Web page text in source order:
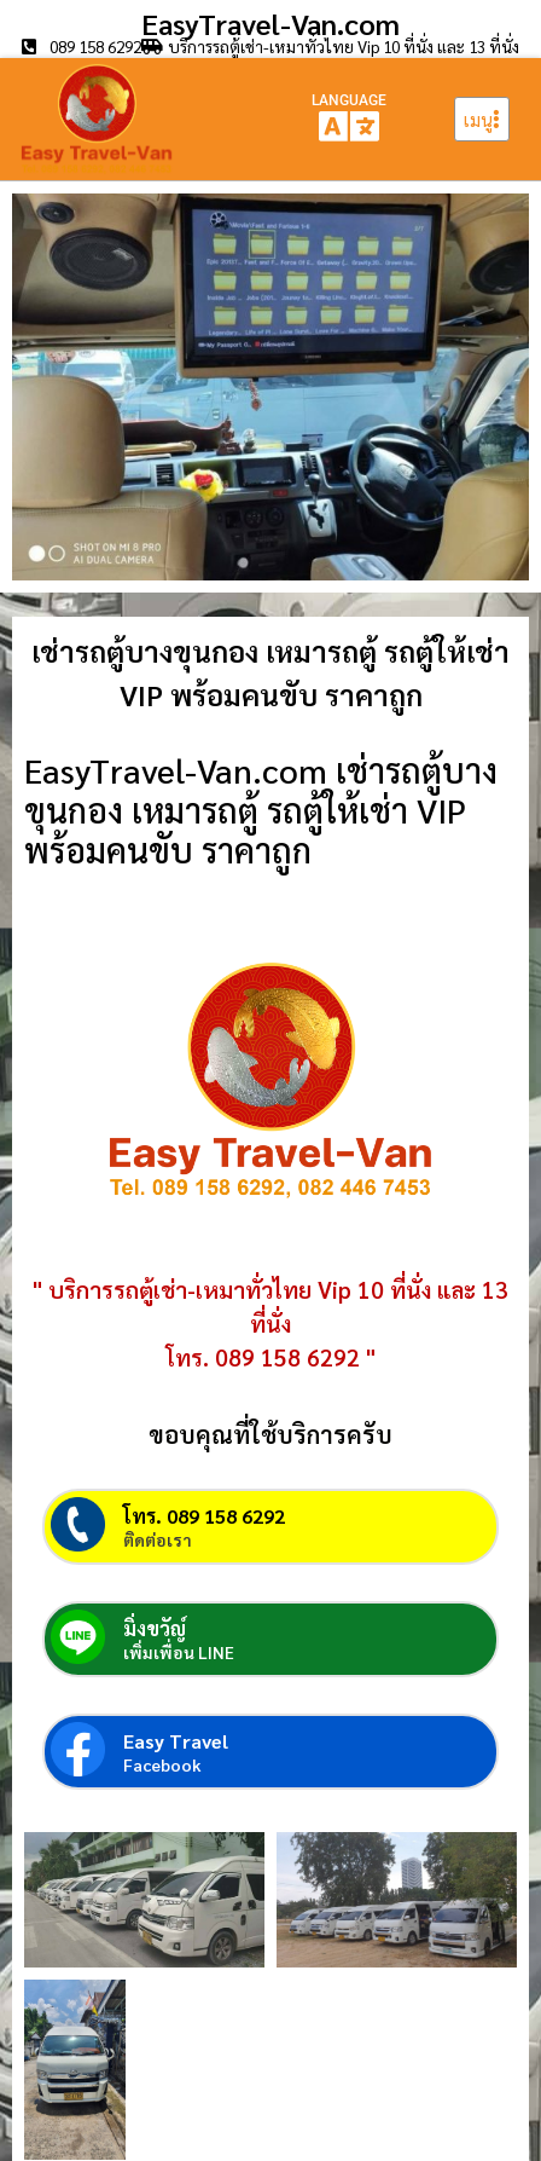
EasyTravel-Van.com
089 158 6292 บริการรถตู้เช่า-เหมาทั่วไทย Vip 10 ที่นั่ง และ 13 ที่นั่ง
เมนู
LANGUAGE
เช่ารถตู้บางขุนกอง เหมารถตู้ รถตู้ให้เช่า
VIP พร้อมคนขับ ราคาถูก
EasyTravel-Van.com เช่ารถตู้บาง
ขุนกอง เหมารถตู้ รถตู้ให้เช่า VIP
พร้อมคนขับ ราคาถูก
" บริการรถตู้เช่า-เหมาทั่วไทย Vip 10 ที่นั่ง และ 13
ที่นั่ง
โทร. 089 158 6292 "
ขอบคุณที่ใช้บริการครับ
โทร. 089 158 6292
ติดต่อเรา
มิ่งขวัญ์
เพิ่มเพื่อน LINE
Easy Travel
Facebook